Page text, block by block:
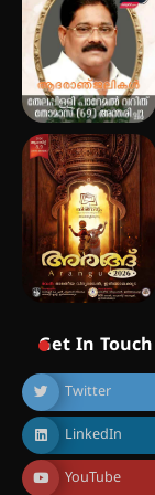
Get In Touch
Twitter
LinkedIn
YouTube